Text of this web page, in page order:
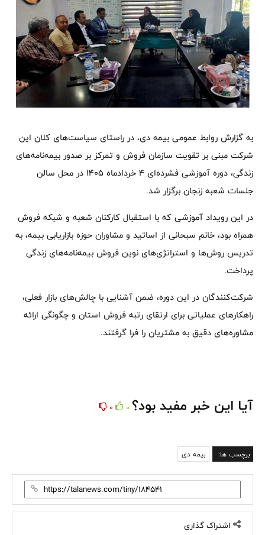
به گزارش روابط عمومی بیمه دی، در راستای سیاست‌های کلان این
شرکت مبنی بر تقویت سازمان فروش و تمرکز بر صدور بیمه‌نامه‌های
زندگی، دوره آموزشی فشرده‌ای ۴ خردادماه ۱۴۰۵ در محل سالن
جلسات شعبه زنجان برگزار شد.
در این رویداد آموزشی که با استقبال کارکنان شعبه و شبکه فروش
همراه بود، خانم سبحانی از اساتید و مشاوران حوزه بازاریابی بیمه، به
تدریس روش‌ها و استراتژی‌های نوین فروش بیمه‌‌نامه‌های زندگی
پرداخت.
شرکت‌کنندگان در این دوره، ضمن آشنایی با چالش‌های بازار فعلی،
راهکارهای عملیاتی برای ارتقای رتبه فروش استان و چگونگی ارائه
مشاوره‌های دقیق به مشتریان را فرا گرفتند.
آیا این خبر مفید بود؟ 0
0
برچسب ها: بیمه دی
اشتراک گذاری